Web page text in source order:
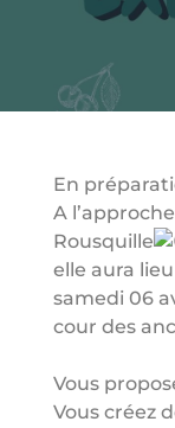
En
A
Rousquille
elle aura
samedi 06
cour des
Vous
Vous créez